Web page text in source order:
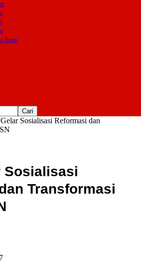
Barat
Sosialisasi Reformasi dan
Sosialisasi
Transformasi